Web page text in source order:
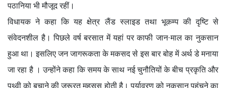
पठानिया भी मौजूद रहीं।
विधायक ने कहा कि यह क्षेत्र लैंड स्लाइड तथा भूकम्प की दृष्टि से
संवेदनशील है। पिछले वर्ष बरसात में यहां पर काफी जान-माल का नुकसान
हुआ था। इसलिए जन जागरूकता के मकसद से इस बार बोह में अर्थ डे मनाया
जा रहा है । उन्होंने कहा कि समय के साथ नई चुनौतियों के बीच प्रकृति और
पृथ्वी को बचाने की जरूरत महसूस होती है। पर्यावरण को नुकसान पहुंचने का